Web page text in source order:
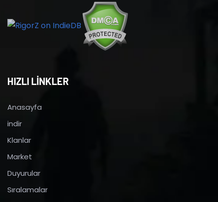
HIZLI LİNKLER
Anasayfa
indir
Klanlar
Market
Duyurular
Sıralamalar